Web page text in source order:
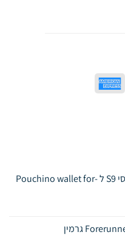
Express
נרתיק ארנק אופנתי לגלקסי S9 ל -Pouchino wallet for